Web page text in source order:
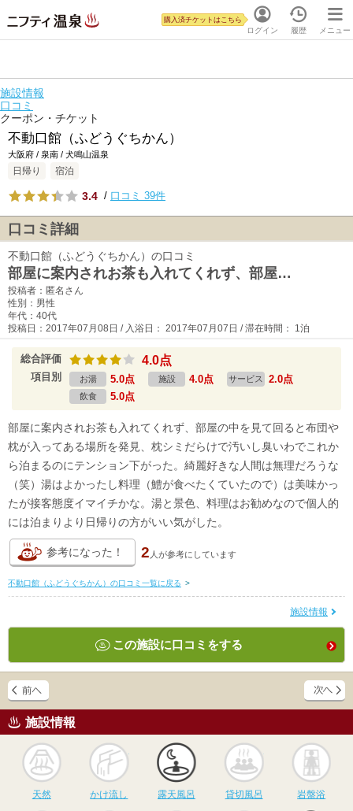
ログイン
購入済チケットはこちら
履歴 メニュー
施設情報
口コミ
クーポン・チケット
不動口館（ふどうぐちかん）
大阪府 / 泉南 / 犬鳴山温泉
日帰り 宿泊
3.4 / 口コミ 39件
口コミ詳細
不動口館（ふどうぐちかん）の口コミ
部屋に案内されお茶も入れてくれず、部屋…
投稿者：匿名さん
性別：男性
年代：40代
投稿日：2017年07月08日 / 入浴日： 2017年07月07日 / 滞在時間： 1泊
総合評価 4.0点
項目別 お湯 5.0点 施設 4.0点 サービス 2.0点
飲食 5.0点
部屋に案内されお茶も入れてくれず、部屋の中を見て回ると布団や
枕が入ってある場所を発見、枕シミだらけで汚いし臭いわでこれか
ら泊まるのにテンション下がった。綺麗好きな人間は無理だろうな
（笑）湯はよかったし料理（鱧が食べたくていたので）は美味かっ
たが接客態度イマイチかな。湯と景色、料理はお勧めなので個人的
には泊まりより日帰りの方がいい気がした。
参考になった！ 2 人が参考にしています
不動口館（ふどうぐちかん）の口コミ一覧に戻る >
施設情報
この施設に口コミをする
施設情報
天然
かけ流し
かけ流し
露天風呂
露天風呂
貸切風呂
貸切風呂 岩盤浴